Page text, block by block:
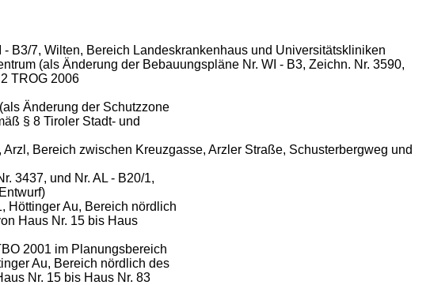
B3/7, Wilten, Bereich Landeskrankenhaus und Universitätskliniken
(als Änderung der Bebauungspläne Nr. WI - B3, Zeichn. Nr. 3590,
TROG 2006
Änderung der Schutzzone
§ 8 Tiroler Stadt- und
Bereich zwischen Kreuzgasse, Arzler Straße, Schusterbergweg und
3437, und Nr. AL - B20/1,
Höttinger Au, Bereich nördlich
Haus Nr. 15 bis Haus
2001 im Planungsbereich
Au, Bereich nördlich des
Nr. 15 bis Haus Nr. 83